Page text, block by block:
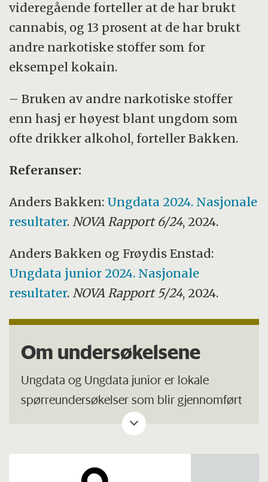
videregående forteller at de har brukt
cannabis, og 13 prosent at de har brukt
andre narkotiske stoffer som for
eksempel kokain.
– Bruken av andre narkotiske stoffer
enn hasj er høyest blant ungdom som
ofte drikker alkohol, forteller Bakken.
Referanser:
Anders Bakken: Ungdata 2024. Nasjonale
resultater.NOVA Rapport 6/24, 2024.
Anders Bakken og Frøydis Enstad:
Ungdata junior 2024. Nasjonale
resultater. NOVA Rapport 5/24, 2024.
Om undersøkelsene
Ungdata og Ungdata junior er lokale
spørreundersøkelser som blir gjennomført
på barneskoler (5. – 7. trinn),
ungdomsskoler og videregående skoler
over hele landet.